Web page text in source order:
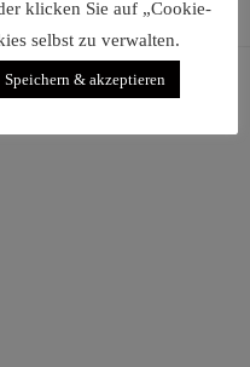
klicken Sie auf „Cookie-
selbst zu verwalten.
Speichern & akzeptieren